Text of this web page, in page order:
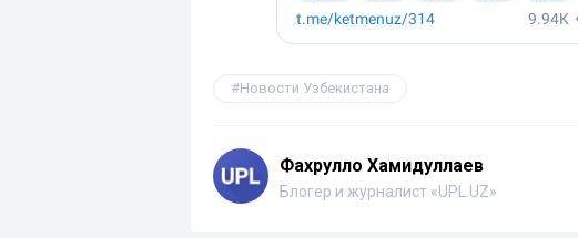
Новости Узбекистана
Фахрулло Хамидуллаев
Блогер и журналист «UPL.UZ»